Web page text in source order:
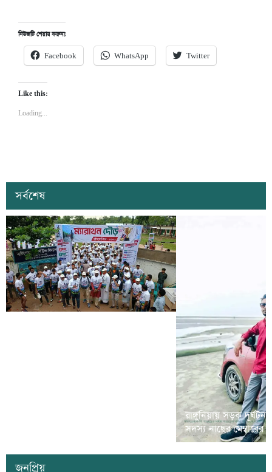
নিউজটি শেয়ার করুনঃ
Facebook WhatsApp Twitter
Like this:
Loading...
সর্বশেষ
রাঙ্গুনিয়ায় সড়ক
সদস্য নাছের মেম্বারের
জনপ্রিয়